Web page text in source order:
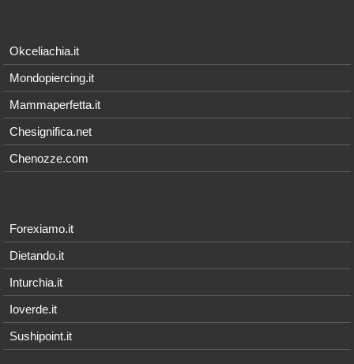
Okceliachia.it
Mondopiercing.it
Mammaperfetta.it
Chesignifica.net
Chenozze.com
Forexiamo.it
Dietando.it
Inturchia.it
Ioverde.it
Sushipoint.it